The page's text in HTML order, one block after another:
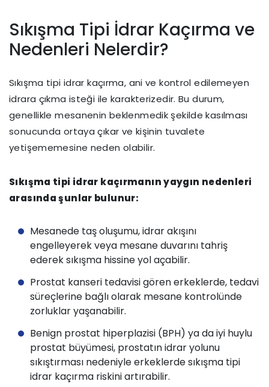
Sıkışma Tipi İdrar Kaçırma ve
Nedenleri Nelerdir?
Sıkışma tipi idrar kaçırma, ani ve kontrol edilemeyen
idrara çıkma isteği ile karakterizedir. Bu durum,
genellikle mesanenin beklenmedik şekilde kasılması
sonucunda ortaya çıkar ve kişinin tuvalete
yetişememesine neden olabilir.
Sıkışma tipi idrar kaçırmanın yaygın nedenleri
arasında şunlar bulunur:
Mesanede taş oluşumu, idrar akışını
engelleyerek veya mesane duvarını tahriş
ederek sıkışma hissine yol açabilir.
Prostat kanseri tedavisi gören erkeklerde, tedavi
süreçlerine bağlı olarak mesane kontrolünde
zorluklar yaşanabilir.
Benign prostat hiperplazisi (BPH) ya da iyi huylu
prostat büyümesi, prostatın idrar yolunu
sıkıştırması nedeniyle erkeklerde sıkışma tipi
idrar kaçırma riskini artırabilir.